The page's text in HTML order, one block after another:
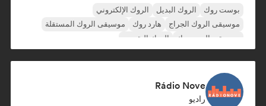
بوست روك الروك البديل
الروك الإلكتروني
موسيقى الروك الجراج
هارد روك
موسيقى الروك المستقلة
موسيقى البوب روك
الروك التقدمي
Rádio Nove
راديو